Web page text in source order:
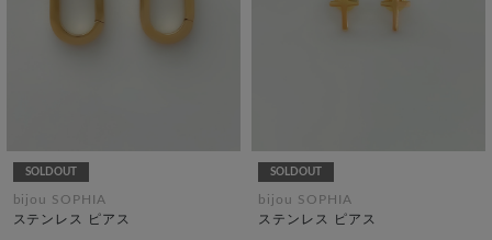
SOLDOUT
bijou SOPHIA
ステンレス ピアス
SOLDOUT
bijou SOPHIA
ステンレス ピアス